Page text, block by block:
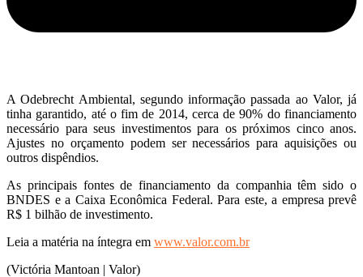
A Odebrecht Ambiental, segundo informação passada ao Valor, já
tinha garantido, até o fim de 2014, cerca de 90% do financiamento
necessário para seus investimentos para os próximos cinco anos.
Ajustes no orçamento podem ser necessários para aquisições ou
outros dispêndios.
As principais fontes de financiamento da companhia têm sido o
BNDES e a Caixa Econômica Federal. Para este, a empresa prevê
R$ 1 bilhão de investimento.
Leia a matéria na íntegra em www.valor.com.br
(Victória Mantoan | Valor)